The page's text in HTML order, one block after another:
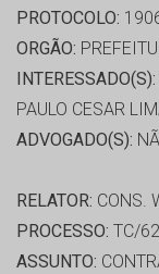
PROTOCOLO:
ORGÃO:
INTERESSADO(S):
PAULO CESAR
ADVOGADO(S):
RELATOR: CONS.
PROCESSO: TC/
ASSUNTO: